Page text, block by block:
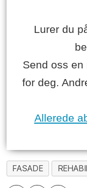
Lurer du
Send oss
for deg.
Allerede
FASADE